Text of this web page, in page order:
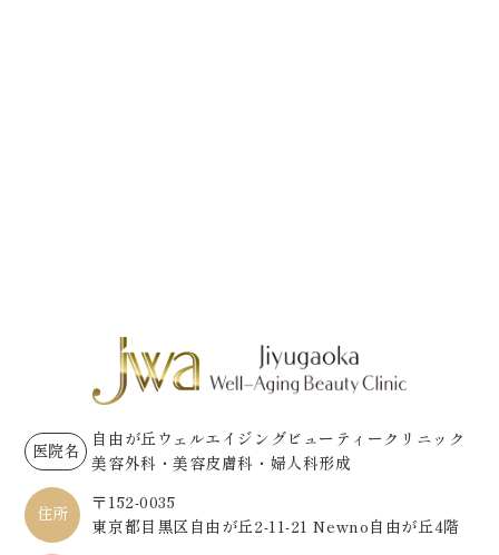
医院名
自由が丘ウェルエイジングビューティークリニック
美容外科・美容皮膚科・婦人科形成
住所
〒152-0035
東京都目黒区自由が丘2-11-21 Newno自由が丘4階